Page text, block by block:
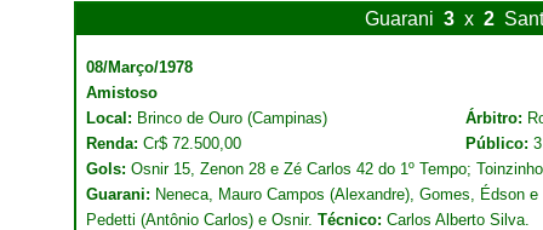
Guarani 3 x 2
08/Março/1978
Amistoso
Local: Brinco de Ouro (Campinas) Árbitro:
Renda: Cr$ 72.500,00 Público:
Gols: Osnir 15, Zenon 28 e Zé Carlos 42 do 1º Tempo;
Guarani: Neneca, Mauro Campos (Alexandre), Gomes, Édson
Pedetti (Antônio Carlos) e Osnir. Técnico: Carlos Alberto Silva.